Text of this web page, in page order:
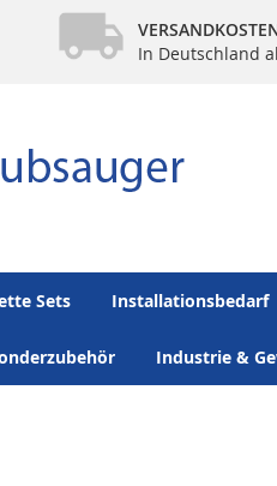
In Deutschland
Sets Installationsbedarf
Industrie &